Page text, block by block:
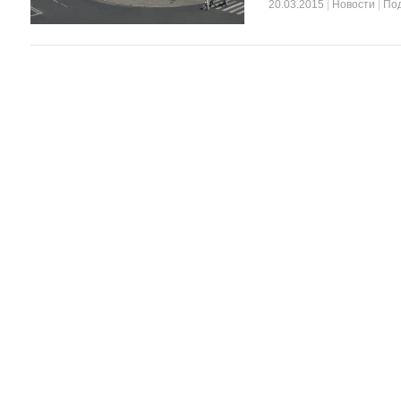
20.03.2015 Новости